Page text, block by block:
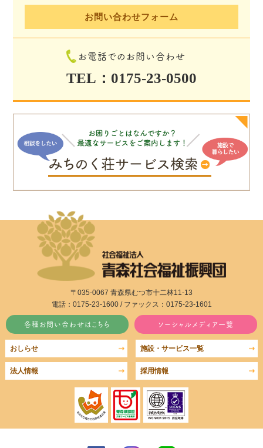
お問い合わせフォーム
お電話でのお問い合わせ
TEL：0175-23-0500
〒035-0067 青森県むつ市十二林11-13
電話：0175-23-1600 / ファックス：0175-23-1601
各種お問い合わせはこちら ソーシャルメディア一覧
施設・サービス一覧
おしらせ
法人情報 採用情報